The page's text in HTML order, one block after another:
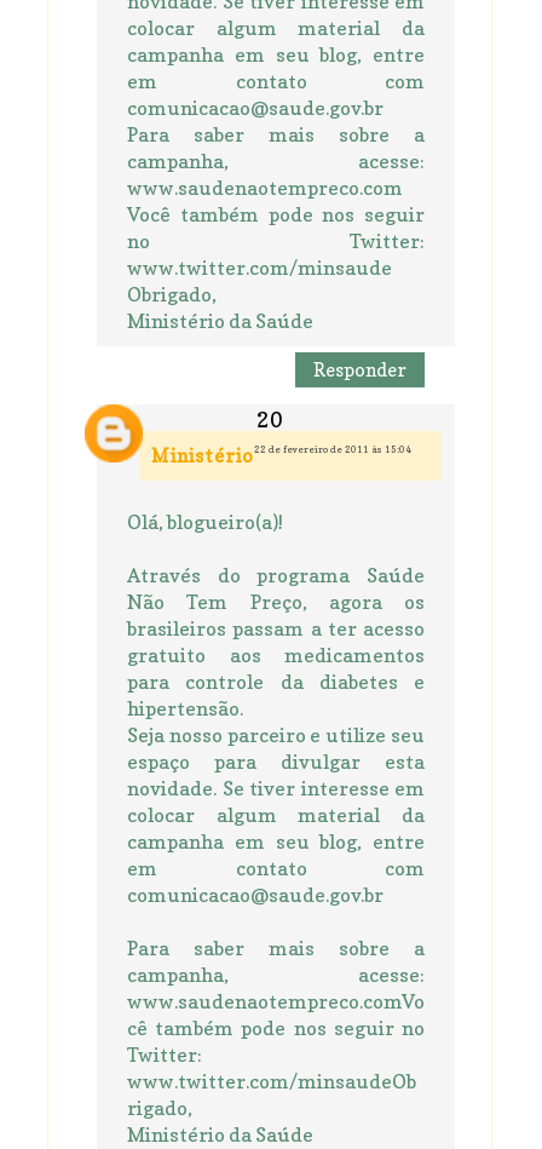
colocar algum material da
campanha em seu blog, entre
em contato com
comunicacao@saude.gov.br
Para saber mais sobre a
campanha, acesse:
www.saudenaotempreco.com
Você também pode nos seguir
no Twitter:
www.twitter.com/minsaude
Obrigado,
Ministério da Saúde
Responder
Ministério22 de fevereiro de 2011 às 15:04
Olá, blogueiro(a)!
Através do programa Saúde
Não Tem Preço, agora os
brasileiros passam a ter acesso
gratuito aos medicamentos
para controle da diabetes e
hipertensão.
Seja nosso parceiro e utilize seu
espaço para divulgar esta
novidade. Se tiver interesse em
colocar algum material da
campanha em seu blog, entre
em contato com
comunicacao@saude.gov.br
Para saber mais sobre a
campanha, acesse:
www.saudenaotempreco.comVo
cê também pode nos seguir no
Twitter:
www.twitter.com/minsaudeOb
rigado,
Ministério da Saúde